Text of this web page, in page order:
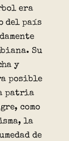
era
del país
Su
y
posible
patria
como
la
de